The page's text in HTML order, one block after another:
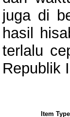
juga di
hasil
terlalu
Republik
Item